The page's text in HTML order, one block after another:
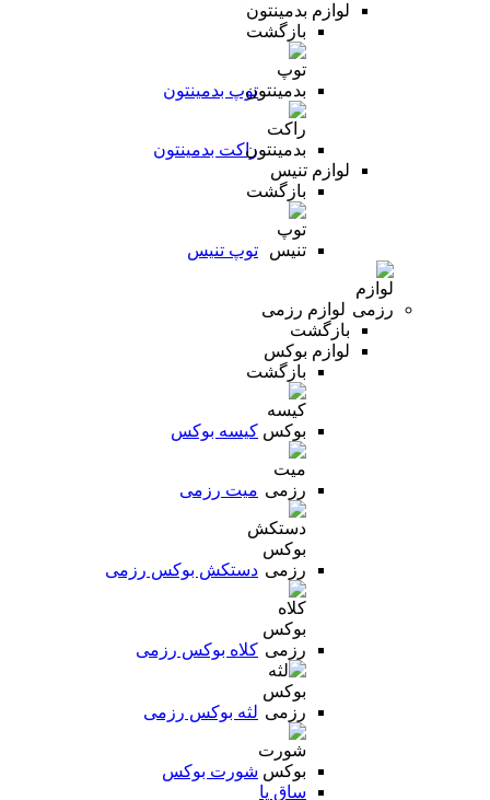
لوازم بدمینتون
بازگشت
توپ بدمینتون
راکت بدمینتون
لوازم تنیس
بازگشت
توپ تنیس
لوازم رزمی
بازگشت
لوازم بوکس
بازگشت
کیسه بوکس
میت رزمی
دستکش بوکس رزمی
کلاه بوکس رزمی
لثه بوکس رزمی
شورت بوکس
ساق پا